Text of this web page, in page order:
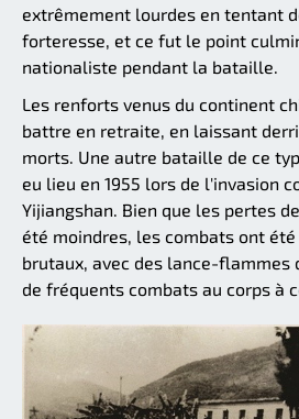
extrêmement lourdes en tentant
forteresse, et ce fut le point
nationaliste pendant la bataille.
Les renforts venus du continent
battre en retraite, en laissant
morts. Une autre bataille de ce
eu lieu en 1955 lors de l'invasion
Yijiangshan. Bien que les pertes
été moindres, les combats ont
brutaux, avec des lance-flammes
de fréquents combats au corps à